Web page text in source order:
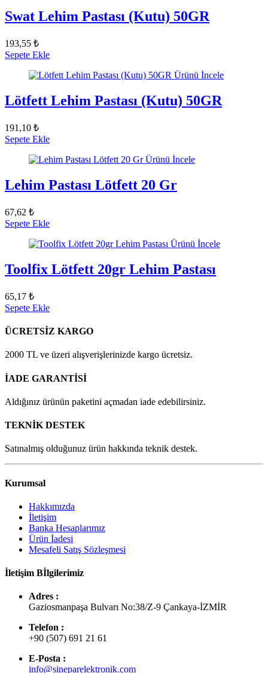
Swat Lehim Pastası (Kutu) 50GR
193,55 ₺
Sepete Ekle
Ürünü İncele
Lötfett Lehim Pastası (Kutu) 50GR
191,10 ₺
Sepete Ekle
Ürünü İncele
Lehim Pastası Lötfett 20 Gr
67,62 ₺
Sepete Ekle
Ürünü İncele
Toolfix Lötfett 20gr Lehim Pastası
65,17 ₺
Sepete Ekle
ÜCRETSİZ KARGO
2000 TL ve üzeri alışverişlerinizde kargo ücretsiz.
İADE GARANTİSİ
Aldığınız ürünün paketini açmadan iade edebilirsiniz.
TEKNİK DESTEK
Satınalmış olduğunuz ürün hakkında teknik destek.
Kurumsal
Hakkımızda
İletişim
Banka Hesaplarımız
Ürün İadesi
Mesafeli Satış Sözleşmesi
İletişim Bİlgilerimiz
Adres :
Gaziosmanpaşa Bulvarı No:38/Z-9 Çankaya-İZMİR
Telefon :
+90 (507) 691 21 61
E-Posta :
info@sineparelektronik.com